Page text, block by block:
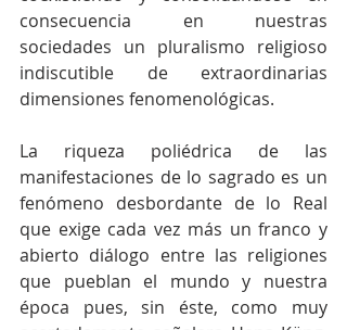
consecuencia en nuestras
sociedades un pluralismo religioso
indiscutible de extraordinarias
dimensiones fenomenológicas.
La riqueza poliédrica de las
manifestaciones de lo sagrado es un
fenómeno desbordante de lo Real
que exige cada vez más un franco y
abierto diálogo entre las religiones
que pueblan el mundo y nuestra
época pues, sin éste, como muy